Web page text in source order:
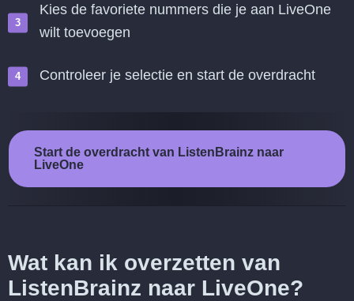
Kies de favoriete nummers die je aan LiveOne
wilt toevoegen
Controleer je selectie en start de overdracht
Start de overdracht van ListenBrainz naar
LiveOne
Wat kan ik overzetten van
ListenBrainz naar LiveOne?